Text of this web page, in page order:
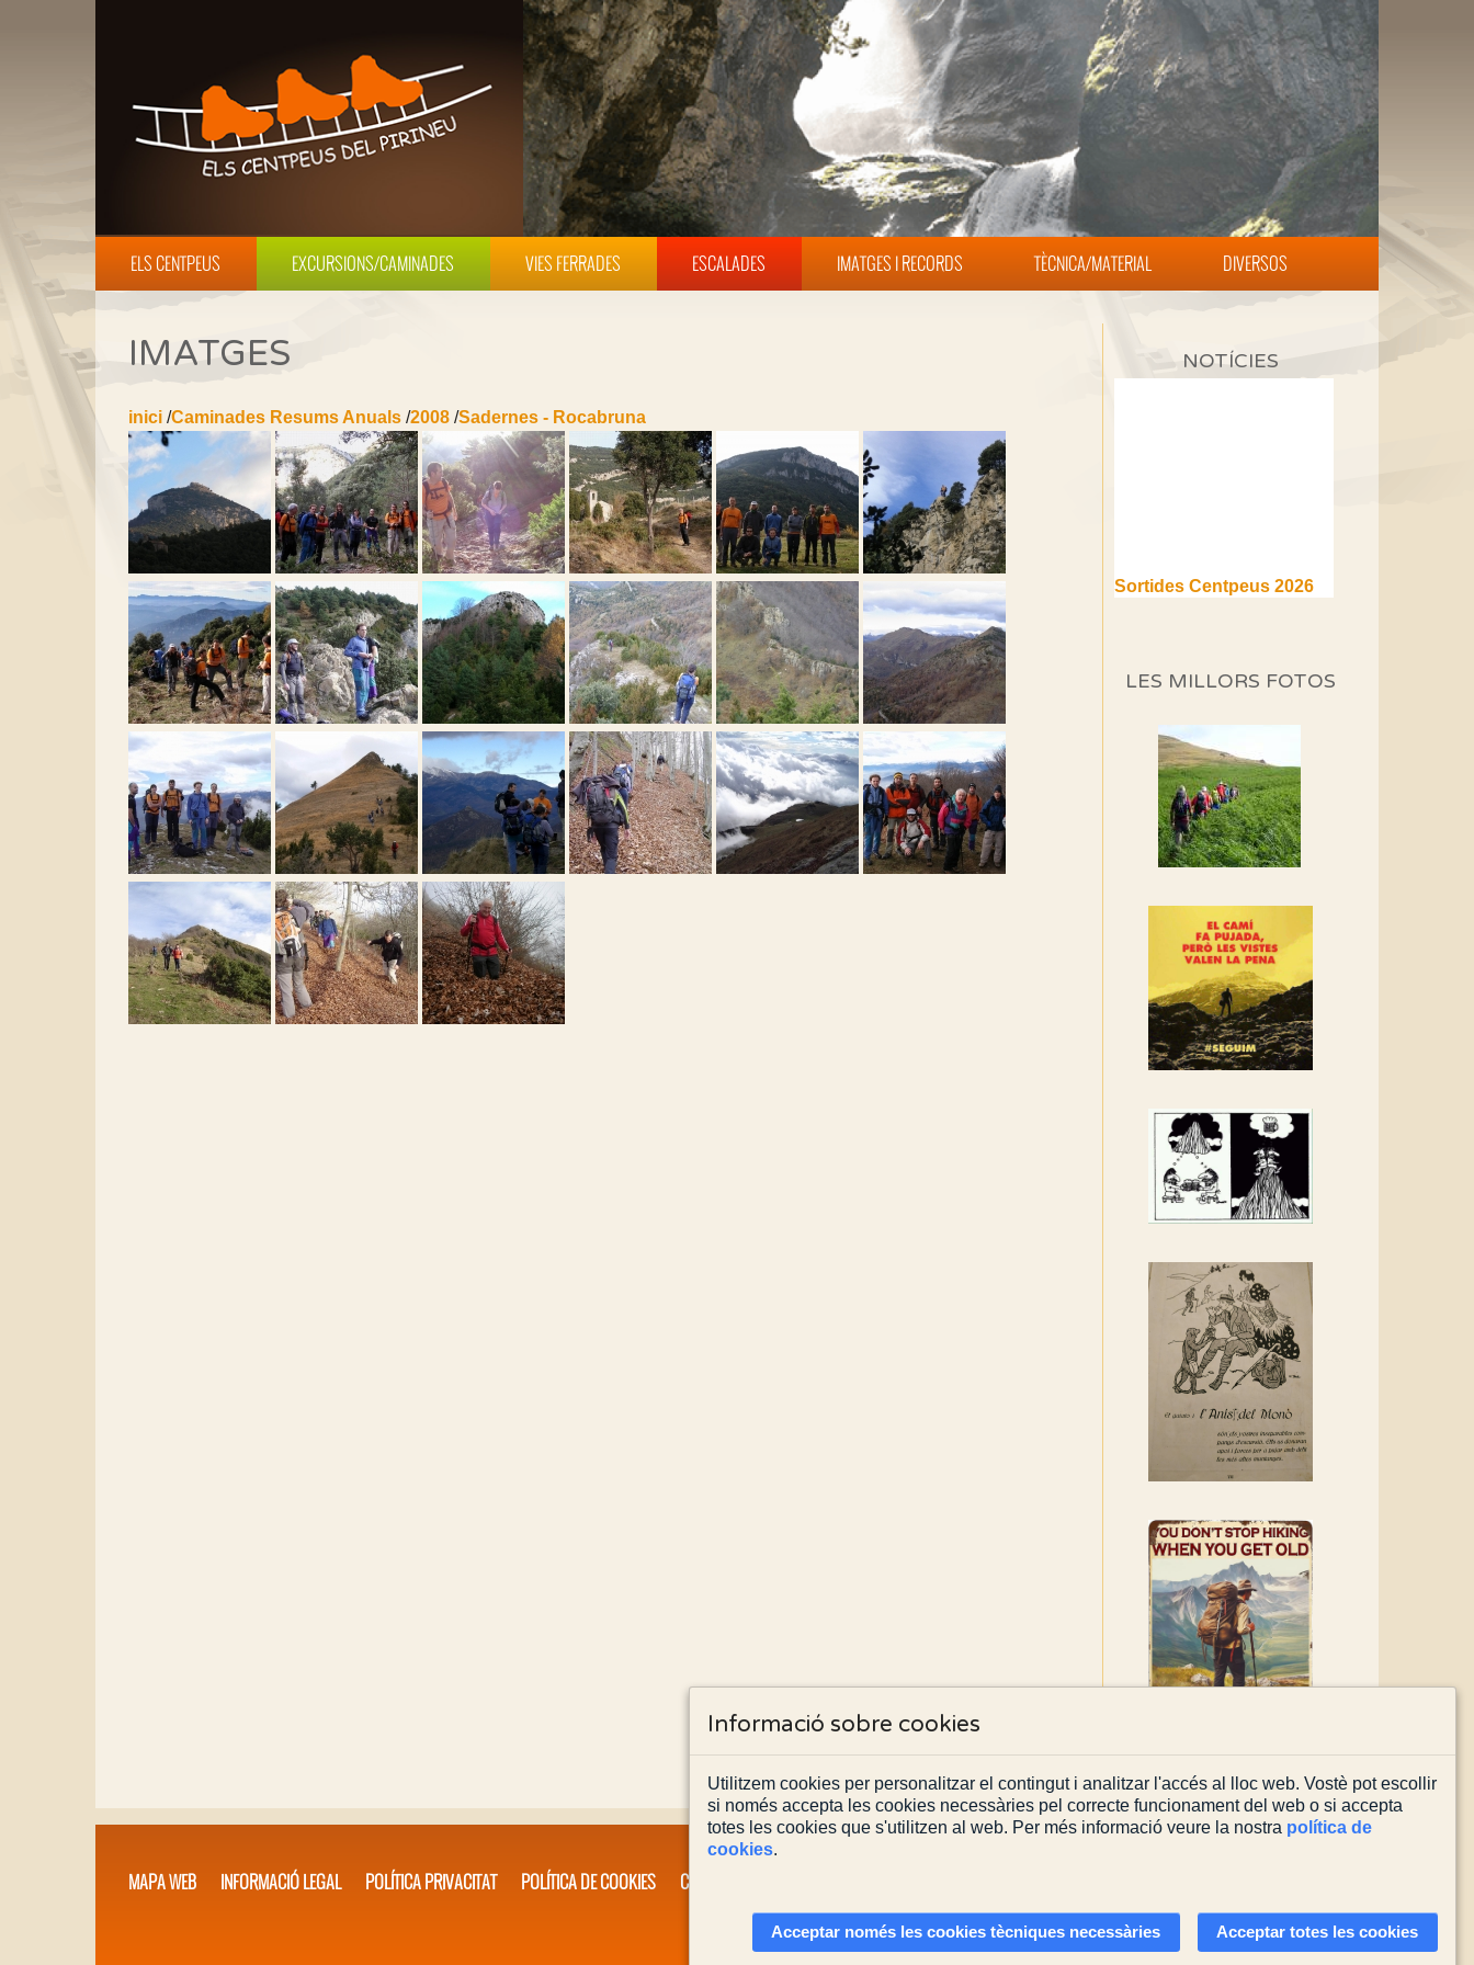
ELS CENTPEUS EXCURSIONS/CAMINADES VIES FERRADES ESCALADES IMATGES I RECORDS TÈCNICA/MATERIAL DIVERSOS
IMATGES
inici /Caminades Resums Anuals /2008 /Sadernes - Rocabruna
NOTÍCIES
(1a part)
Si no podem caminar,
alguna cosa hem de fer...
Els Centpeus signen el
Manifest a favor dels
Camins Vells
associació adhereix-te al
Rebem un diploma dels
Amics de Sant Aniol
d'Aguja
Els Centpeus estem
recuperació del refugi i de
l'entorn de Sant Aniol
LES MILLORS FOTOS
MAPA WEB INFORMACIÓ LEGAL POLÍTICA PRIVACITAT POLÍTICA DE COOKIES CONTACTA'NS
Actualitzada el03/08/2026
Informació sobre cookies
Utilitzem cookies per personalitzar el contingut i analitzar l'accés al lloc web. Vostè pot escollir
si només accepta les cookies necessàries pel correcte funcionament del web o si accepta
totes les cookies que s'utilitzen al web. Per més informació veure la nostra política de
cookies.
Acceptar només les cookies tècniques necessàries Acceptar totes les cookies